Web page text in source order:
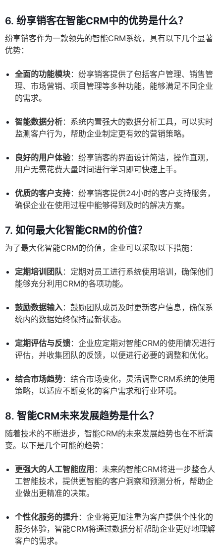
6. 纷享销客在智能CRM中的优势是什么？
纷享销客作为一款领先的智能CRM系统，具有以下几个显著
优势：
全面的功能模块：纷享销客提供了包括客户管理、销售管
理、市场营销、项目管理等多种功能，能够满足不同企业
的需求。
智能数据分析：系统内置强大的数据分析工具，可以实时
监测客户行为，帮助企业制定更有效的营销策略。
良好的用户体验：纷享销客的界面设计简洁，操作直观，
用户无需花费大量时间进行学习即可快速上手。
优质的客户支持：纷享销客提供24小时的客户支持服务，
确保企业在使用过程中能够得到及时的解决方案。
7. 如何最大化智能CRM的价值？
为了最大化智能CRM的价值，企业可以采取以下措施：
定期培训团队：定期对员工进行系统使用培训，确保他们
能够充分利用CRM的各项功能。
鼓励数据输入：鼓励团队成员及时更新客户信息，确保系
统内的数据始终保持最新状态。
定期评估与反馈：企业应定期对智能CRM的使用情况进行
评估，并收集团队的反馈，以便进行必要的调整和优化。
结合市场趋势：结合市场变化，灵活调整CRM系统的使用
策略，以适应不断变化的客户需求和行业环境。
8. 智能CRM未来发展趋势是什么？
随着技术的不断进步，智能CRM的未来发展趋势也在不断演
变。以下是几个可能的趋势：
更强大的人工智能应用 ：未来的智能CRM将进一步整合人
工智能技术，提供更智能的客户洞察和预测分析，帮助企
业做出更精准的决策。
个性化服务的提升：企业将更加注重为客户提供个性化的
服务体验，智能CRM将通过数据分析帮助企业更好地理解
客户的需求。